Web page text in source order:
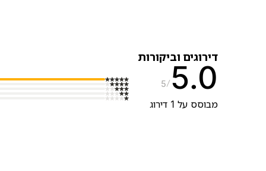
דירוגים וביקורות
5.0
5
מבוסס על 1 דירוג